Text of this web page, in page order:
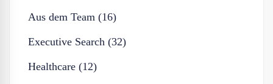
Aus dem Team (16)
Executive Search (32)
Healthcare (12)